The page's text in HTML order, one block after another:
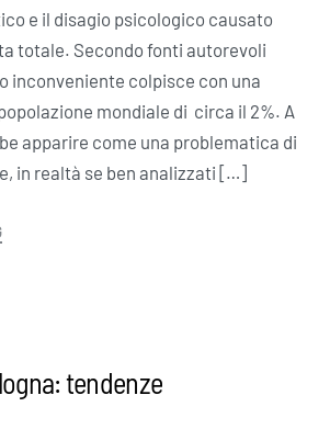
e il disagio psicologico causato
totale. Secondo fonti autorevoli
inconveniente colpisce con una
mondiale di circa il 2%. A
apparire come una problematica di
in realtà se ben analizzati […]
tendenze